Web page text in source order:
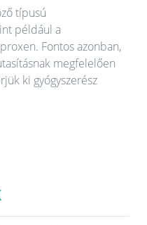
típusú
például a
Fontos azonban,
megfelelően
ki gyógyszerész